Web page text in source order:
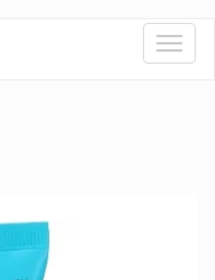
Toggle